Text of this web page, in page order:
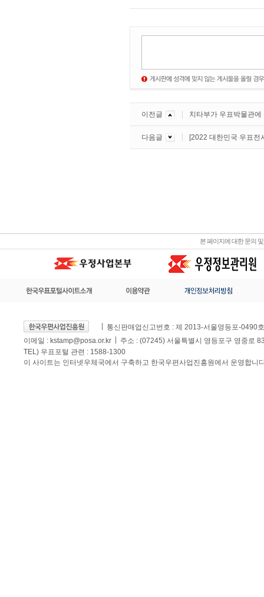
이전글 치타부가 우표박물관
다음글 [2022 대한민국 우표전
본 페이지에 대한 문의
통신판매업신고번호 : 제 2013-서울영등포-0490호
이메일 : kstamp@posa.or.kr
주소 : (07245) 서울특별시 영등포구 영중로
TEL) 우표포털 관련 : 1588-1300
이 사이트는 인터넷우체국에서 구축하고 한국우편사업진흥원에서 운영합니